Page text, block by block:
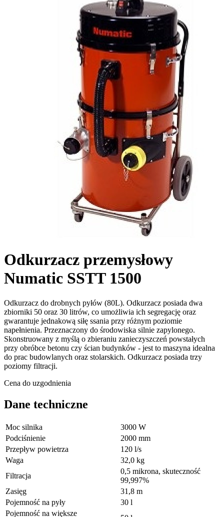
Odkurzacz przemysłowy
Numatic SSTT 1500
Odkurzacz do drobnych pyłów (80L). Odkurzacz posiada dwa
zbiorniki 50 oraz 30 litrów, co umożliwia ich segregację oraz
gwarantuje jednakową siłę ssania przy różnym poziomie
napełnienia. Przeznaczony do środowiska silnie zapylonego.
Skonstruowany z myślą o zbieraniu zanieczyszczeń powstałych
przy obróbce betonu czy ścian budynków - jest to maszyna idealna
do prac budowlanych oraz stolarskich. Odkurzacz posiada trzy
poziomy filtracji.
Cena do uzgodnienia
Dane techniczne
Moc silnika
3000 W
Podciśnienie
2000 mm
Przepływ powietrza
120 l/s
Waga
32,0 kg
Filtracja
0,5 mikrona, skuteczność
99,997%
Zasięg
31,8 m
Pojemność na pyły
30 l
Pojemność na większe